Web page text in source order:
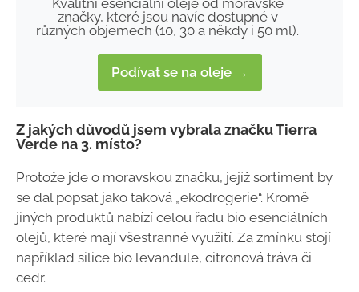
značky, které jsou navíc dostupné v
různých objemech (10, 30 a někdy i 50 ml).
Podívat se na oleje →
Z jakých důvodů jsem vybrala značku Tierra
Verde na 3. místo?
Protože jde o moravskou značku, jejíž sortiment by
se dal popsat jako taková „ekodrogerie“. Kromě
jiných produktů nabízí celou řadu bio esenciálních
olejů, které mají všestranné využití. Za zmínku stojí
například silice bio levandule, citronová tráva či
cedr.